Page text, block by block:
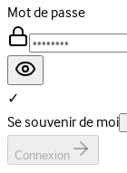
Mot de passe
✓
Se souvenir de moi
Connexion